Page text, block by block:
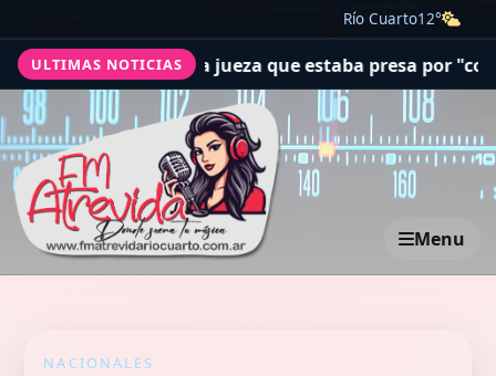
Río Cuarto12°
ULTIMAS NOTICIAS
liberó a una jueza que estaba presa por
Menu
NACIONALES